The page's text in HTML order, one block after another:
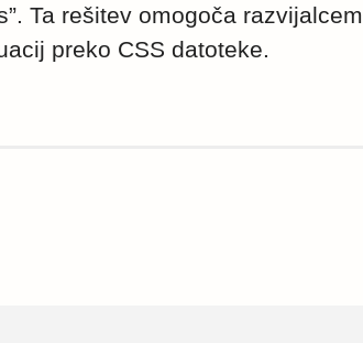
Ta rešitev omogoča razvijalcem
preko CSS datoteke.